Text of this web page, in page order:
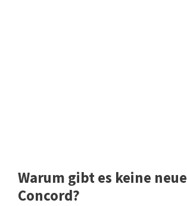
Warum gibt es keine neue
Concord?